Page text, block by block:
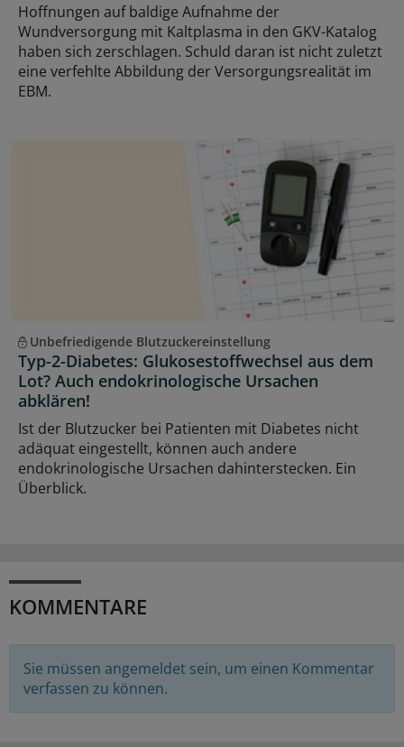
Hoffnungen auf baldige Aufnahme der
Wundversorgung mit Kaltplasma in den GKV-Katalog
haben sich zerschlagen. Schuld daran ist nicht zuletzt
eine verfehlte Abbildung der Versorgungsrealität im
EBM.
Unbefriedigende Blutzuckereinstellung
Typ-2-Diabetes: Glukosestoffwechsel aus dem
Lot? Auch endokrinologische Ursachen
abklären!
Ist der Blutzucker bei Patienten mit Diabetes nicht
adäquat eingestellt, können auch andere
endokrinologische Ursachen dahinterstecken. Ein
Überblick.
KOMMENTARE
Sie müssen angemeldet sein, um einen Kommentar
verfassen zu können.